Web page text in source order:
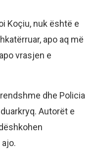
Koçiu, nuk është e
apo aq më
vrasjen e
dhe Policia
Autorët e